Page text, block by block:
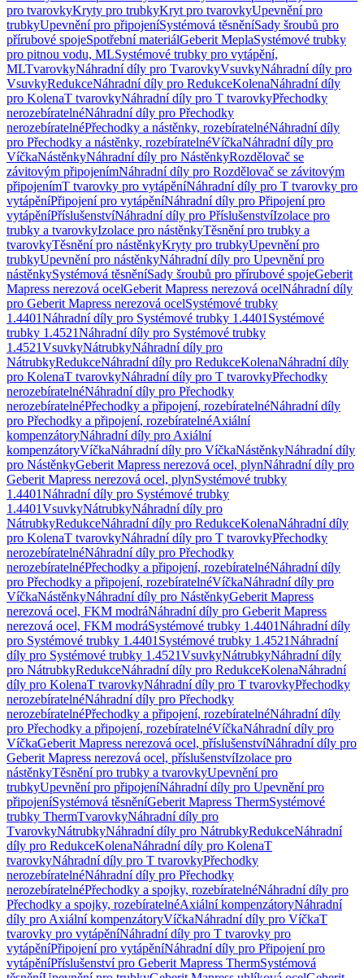
pro tvarovkyKryty pro trubkyKryt pro tvarovkyUpevnění pro
trubkyUpevnění pro připojeníSystémová těsněníSady šroubů pro
přírubové spojeSpotřební materiálGeberit MeplaSystémové trubky
pro pitnou vodu, MLSystémové trubky pro vytápění,
MLTvarovkyNáhradní díly pro TvarovkyVsuvkyNáhradní díly pro
VsuvkyRedukceNáhradní díly pro RedukceKolenaNáhradní díly
pro KolenaT tvarovkyNáhradní díly pro T tvarovkyPřechodky
nerozebíratelnéNáhradní díly pro Přechodky
nerozebíratelnéPřechodky a nástěnky, rozebíratelnéNáhradní díly
pro Přechodky a nástěnky, rozebíratelnéVíčkaNáhradní díly pro
VíčkaNástěnkyNáhradní díly pro NástěnkyRozdělovač se
závitovým připojenímNáhradní díly pro Rozdělovač se závitovým
připojenímT tvarovky pro vytápěníNáhradní díly pro T tvarovky pro
vytápěníPřipojení pro vytápěníNáhradní díly pro Připojení pro
vytápěníPříslušenstvíNáhradní díly pro PříslušenstvíIzolace pro
trubky a tvarovkyIzolace pro nástěnkyTěsnění pro trubky a
tvarovkyTěsnění pro nástěnkyKryty pro trubkyUpevnění pro
trubkyUpevnění pro nástěnkyNáhradní díly pro Upevnění pro
nástěnkySystémová těsněníSady šroubů pro přírubové spojeGeberit
Mapress nerezová ocelGeberit Mapress nerezová ocelNáhradní díly
pro Geberit Mapress nerezová ocelSystémové trubky
1.4401Náhradní díly pro Systémové trubky 1.4401 Systémové
trubky 1.4521Náhradní díly pro Systémové trubky
1.4521VsuvkyNátrubkyNáhradní díly pro
NátrubkyRedukceNáhradní díly pro RedukceKolenaNáhradní díly
pro KolenaT tvarovkyNáhradní díly pro T tvarovkyPřechodky
nerozebíratelnéNáhradní díly pro Přechodky
nerozebíratelnéPřechodky a připojení, rozebíratelnéNáhradní díly
pro Přechodky a připojení, rozebíratelnéAxiální
kompenzátoryNáhradní díly pro Axiální
kompenzátoryVíčkaNáhradní díly pro VíčkaNástěnkyNáhradní díly
pro NástěnkyGeberit Mapress nerezová ocel, plynNáhradní díly pro
Geberit Mapress nerezová ocel, plynSystémové trubky
1.4401Náhradní díly pro Systémové trubky
1.4401VsuvkyNátrubkyNáhradní díly pro
NátrubkyRedukceNáhradní díly pro RedukceKolenaNáhradní díly
pro KolenaT tvarovkyNáhradní díly pro T tvarovkyPřechodky
nerozebíratelnéNáhradní díly pro Přechodky
nerozebíratelnéPřechodky a připojení, rozebíratelnéNáhradní díly
pro Přechodky a připojení, rozebíratelnéVíčkaNáhradní díly pro
VíčkaNástěnkyNáhradní díly pro NástěnkyGeberit Mapress
nerezová ocel, FKM modráNáhradní díly pro Geberit Mapress
nerezová ocel, FKM modráSystémové trubky 1.4401Náhradní díly
pro Systémové trubky 1.4401 Systémové trubky 1.4521Náhradní
díly pro Systémové trubky 1.4521VsuvkyNátrubkyNáhradní díly
pro NátrubkyRedukceNáhradní díly pro RedukceKolenaNáhradní
díly pro KolenaT tvarovkyNáhradní díly pro T tvarovkyPřechodky
nerozebíratelnéNáhradní díly pro Přechodky
nerozebíratelnéPřechodky a připojení, rozebíratelnéNáhradní díly
pro Přechodky a připojení, rozebíratelnéVíčkaNáhradní díly pro
VíčkaGeberit Mapress nerezová ocel, příslušenstvíNáhradní díly pro
Geberit Mapress nerezová ocel, příslušenstvíIzolace pro
nástěnkyTěsnění pro trubky a tvarovkyUpevnění pro
trubkyUpevnění pro připojeníNáhradní díly pro Upevnění pro
připojeníSystémová těsněníGeberit Mapress ThermSystémové
trubky ThermTvarovkyNáhradní díly pro
TvarovkyNátrubkyNáhradní díly pro NátrubkyRedukceNáhradní
díly pro RedukceKolenaNáhradní díly pro KolenaT
tvarovkyNáhradní díly pro T tvarovkyPřechodky
nerozebíratelnéNáhradní díly pro Přechodky
nerozebíratelnéPřechodky a spojky, rozebíratelnéNáhradní díly pro
Přechodky a spojky, rozebíratelnéAxiální kompenzátoryNáhradní
díly pro Axiální kompenzátoryVíčkaNáhradní díly pro VíčkaT
tvarovky pro vytápěníNáhradní díly pro T tvarovky pro
vytápěníPřipojení pro vytápěníNáhradní díly pro Připojení pro
vytápěníPříslušenství pro Geberit Mapress ThermSystémová